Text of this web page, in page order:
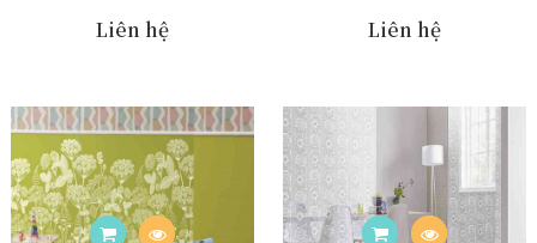
Liên hệ Liên hệ